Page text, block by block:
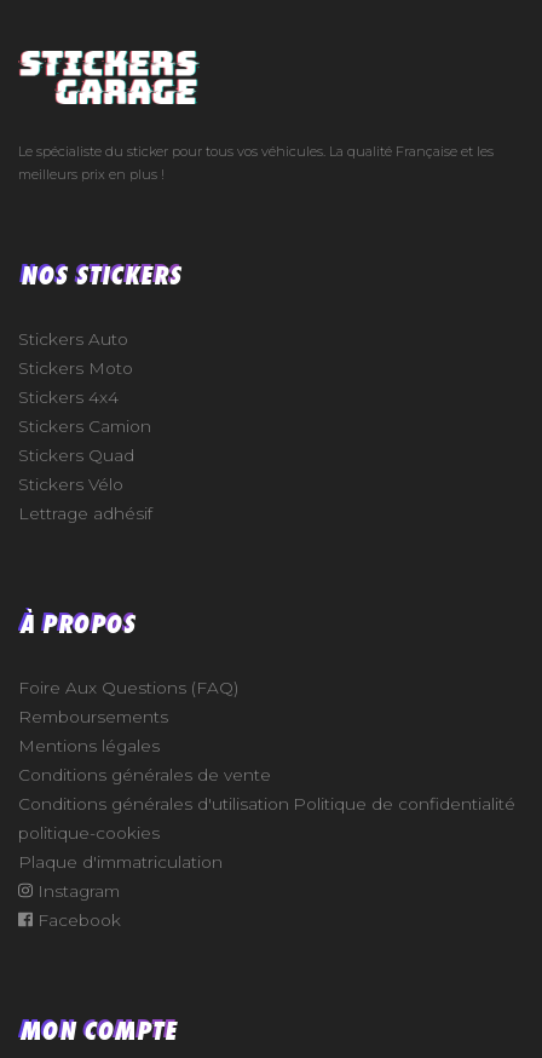
Le spécialiste du sticker pour tous vos véhicules. La qualité Française et les
meilleurs prix en plus !
NOS STICKERS
Stickers Auto
Stickers Moto
Stickers 4x4
Stickers Camion
Stickers Quad
Stickers Vélo
Lettrage adhésif
À PROPOS
Foire Aux Questions (FAQ)
Remboursements
Mentions légales
Conditions générales de vente
Conditions générales d'utilisation Politique de confidentialité
politique-cookies
Plaque d'immatriculation
Instagram
Facebook
MON COMPTE